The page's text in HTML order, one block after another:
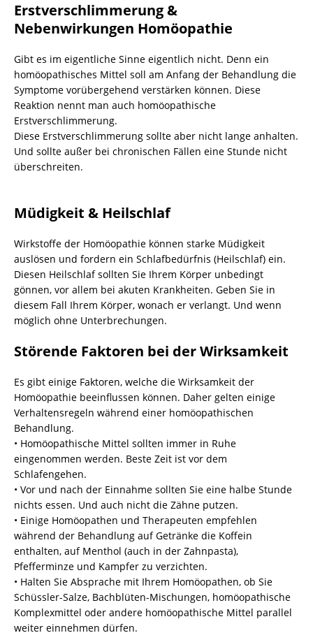
Erstverschlimmerung &
Nebenwirkungen Homöopathie
Gibt es im eigentliche Sinne eigentlich nicht. Denn ein
homöopathisches Mittel soll am Anfang der Behandlung die
Symptome vorübergehend verstärken können. Diese
Reaktion nennt man auch homöopathische
Erstverschlimmerung.
Diese Erstverschlimmerung sollte aber nicht lange anhalten.
Und sollte außer bei chronischen Fällen eine Stunde nicht
überschreiten.
Müdigkeit & Heilschlaf
Wirkstoffe der Homöopathie können starke Müdigkeit
auslösen und fordern ein Schlafbedürfnis (Heilschlaf) ein.
Diesen Heilschlaf sollten Sie Ihrem Körper unbedingt
gönnen, vor allem bei akuten Krankheiten. Geben Sie in
diesem Fall Ihrem Körper, wonach er verlangt. Und wenn
möglich ohne Unterbrechungen.
Störende Faktoren bei der Wirksamkeit
Es gibt einige Faktoren, welche die Wirksamkeit der
Homöopathie beeinflussen können. Daher gelten einige
Verhaltensregeln während einer homöopathischen
Behandlung.
• Homöopathische Mittel sollten immer in Ruhe
eingenommen werden. Beste Zeit ist vor dem
Schlafengehen.
• Vor und nach der Einnahme sollten Sie eine halbe Stunde
nichts essen. Und auch nicht die Zähne putzen.
• Einige Homöopathen und Therapeuten empfehlen
während der Behandlung auf Getränke die Koffein
enthalten, auf Menthol (auch in der Zahnpasta),
Pfefferminze und Kampfer zu verzichten.
• Halten Sie Absprache mit Ihrem Homöopathen, ob Sie
Schüssler-Salze, Bachblüten-Mischungen, homöopathische
Komplexmittel oder andere homöopathische Mittel parallel
weiter einnehmen dürfen.